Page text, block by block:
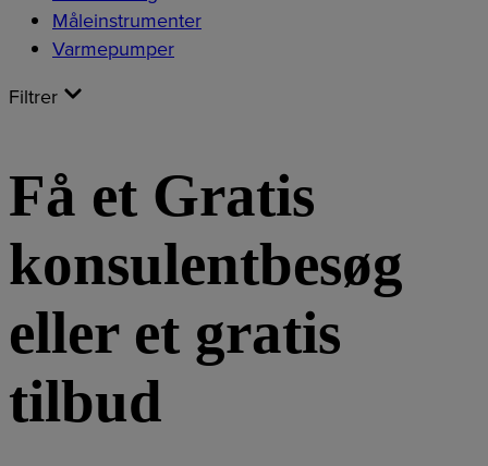
Måleinstrumenter
Varmepumper
Filtrer
Få et Gratis
konsulentbesøg
eller et gratis
tilbud